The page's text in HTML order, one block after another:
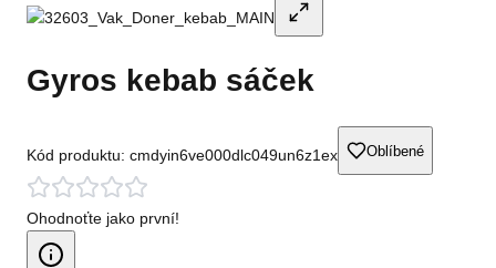
Gyros kebab sáček
Kód produktu: cmdyin6ve000dlc049un6z1ex Oblíbené
Ohodnoťte jako první!